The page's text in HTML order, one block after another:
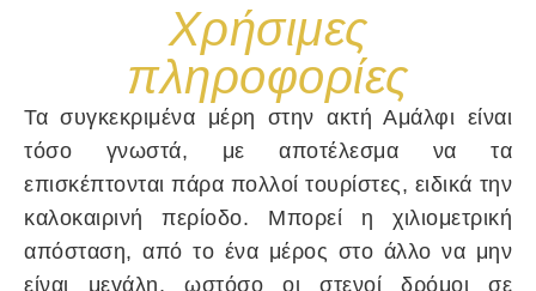
Χρήσιμες
πληροφορίες
Τα συγκεκριμένα μέρη στην ακτή Αμάλφι είναι
τόσο γνωστά, με αποτέλεσμα να τα
επισκέπτονται πάρα πολλοί τουρίστες, ειδικά την
καλοκαιρινή περίοδο. Μπορεί η χιλιομετρική
απόσταση, από το ένα μέρος στο άλλο να μην
είναι μεγάλη, ωστόσο οι στενοί δρόμοι σε